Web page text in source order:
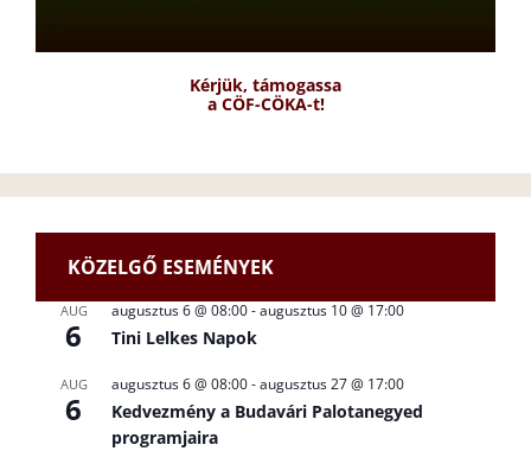
Kérjük, támogassa
a CÖF-CÖKA-t!
KÖZELGŐ ESEMÉNYEK
AUG
6
augusztus 6 @ 08:00-augusztus 10 @ 17:00
Tini Lelkes Napok
AUG
6
augusztus 6 @ 08:00-augusztus 27 @ 17:00
Kedvezmény a Budavári Palotanegyed
programjaira